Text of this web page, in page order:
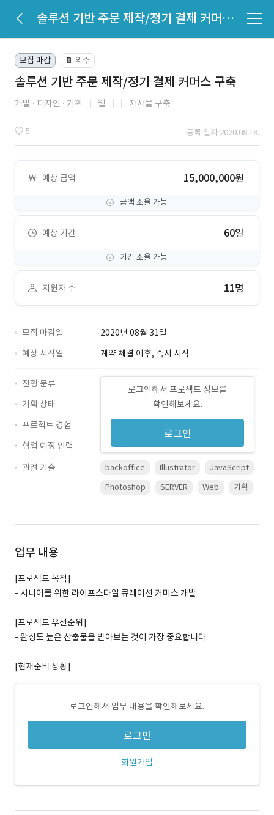
솔루션 기반 주문 제작/정기 결제 커머스 구축
모집 마감 📔 외주
솔루션 기반 주문 제작/정기 결제 커머스 구축
개발 디자인 기획 웹 자사몰 구축
5 등록 일자 2020.08.18.
예상 금액 15,000,000원
금액 조율 가능
예상 기간 60일
기간 조율 가능
지원자 수 11명
모집 마감일
2020년 08월 31일
예상 시작일
계약 체결 이후, 즉시 시작
로그인해서 프로젝트 정보를
확인해보세요.
로그인
진행 분류
기획 상태
프로젝트 경험
협업 예정 인력
관련 기술
backoffice Illustrator
JavaScript
Photoshop
SERVER Web 기획
업무 내용
[프로젝트 목적]
- 시니어를 위한 라이프스타일 큐레이션 커머스 개발
[프로젝트 우선순위]
- 완성도 높은 산출물을 받아보는 것이 가장 중요합니다.
[현재준비 상황]
로그인해서 업무 내용을 확인해보세요.
로그인
회원가입